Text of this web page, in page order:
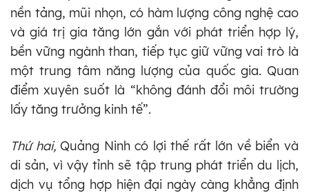
nền tảng, mũi nhọn, có hàm lượng công nghệ cao
và giá trị gia tăng lớn gắn với phát triển hợp lý,
bền vững ngành than, tiếp tục giữ vững vai trò là
một trung tâm năng lượng của quốc gia. Quan
điểm xuyên suốt là “không đánh đổi môi trường
lấy tăng trưởng kinh tế”.
Thứ hai,Quảng Ninh có lợi thế rất lớn về biển và
di sản, vì vậy tỉnh sẽ tập trung phát triển du lịch,
dịch vụ tổng hợp hiện đại ngày càng khẳng định